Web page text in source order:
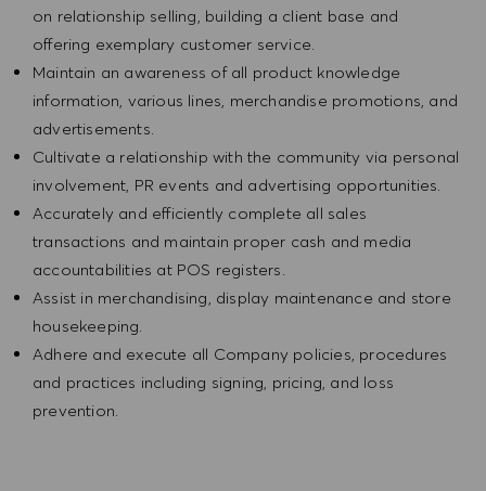
on relationship selling, building a client base and
offering exemplary customer service.
Maintain an awareness of all product knowledge
information, various lines, merchandise promotions, and
advertisements.
Cultivate a relationship with the community via personal
involvement, PR events and advertising opportunities.
Accurately and efficiently complete all sales
transactions and maintain proper cash and media
accountabilities at POS registers.
Assist in merchandising, display maintenance and store
housekeeping.
Adhere and execute all Company policies, procedures
and practices including signing, pricing, and loss
prevention.